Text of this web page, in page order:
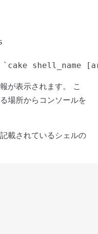
が表示されます。 こ
場所からコンソールを
載されているシェルの